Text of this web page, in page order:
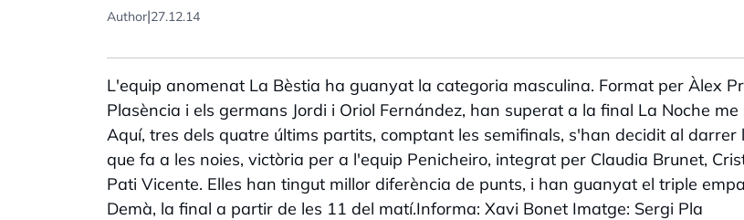
Author|27.12.14
L'equip anomenat La Bèstia ha guanyat la categoria masculina. Format per Àlex
Plasència i els germans Jordi i Oriol Fernández, han superat a la final La Noche me
Aquí, tres dels quatre últims partits, comptant les semifinals, s'han decidit al darrer
que fa a les noies, victòria per a l'equip Penicheiro, integrat per Claudia Brunet,
Pati Vicente. Elles han tingut millor diferència de punts, i han guanyat el triple
Demà, la final a partir de les 11 del matí.Informa: Xavi Bonet Imatge: Sergi Pla